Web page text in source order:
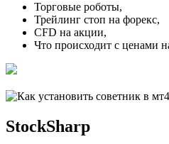
Торговые роботы,
Трейлинг стоп на форекс,
CFD на акции,
Что происходит с ценами
StockSharp